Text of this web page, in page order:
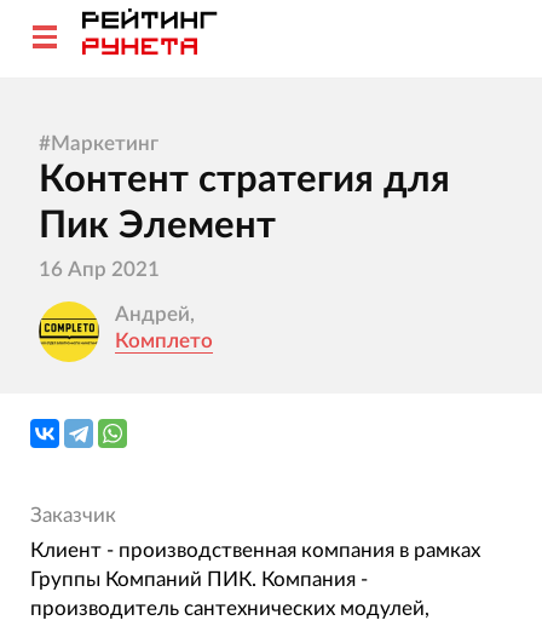
#Маркетинг
Контент стратегия для
Пик Элемент
16 Апр 2021
Андрей,
Комплето
Заказчик
Клиент - производственная компания в рамках
Группы Компаний ПИК. Компания -
производитель сантехнических модулей,